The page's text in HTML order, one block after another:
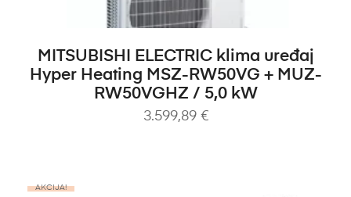
DODAJ U KOŠARICU
MITSUBISHI ELECTRIC klima uređaj
Hyper Heating MSZ-RW50VG + MUZ-
RW50VGHZ / 5,0 kW
3.599,89 €
AKCIJA!